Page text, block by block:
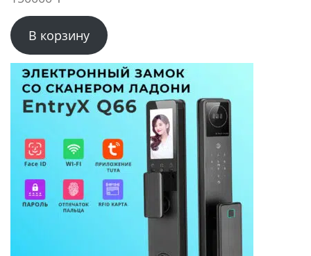
В корзину